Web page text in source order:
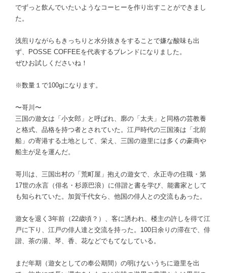
でずっと飲んでいたいようなコーヒーを作り出すことができまし
た。
浅煎りながらもきっちりと水分抜きをすることで嫌な酸味も出
ず、POSSE COFFEEを代表するブレンドになりました。
ぜひお試しくださいね！
※数量１で100gになります。
〜哥川〜
三国の遊女は「小女郎」と呼ばれ、廓の「太夫」と同格の芸教養
と格式、品格を持つ者とされていた。江戸時代の三国湊は「北前
船」の寄港する土地として、栄え、三国の遊里には多くの豪商や
船主が足を運んだ。
哥川は、三国出村の「荒町屋」抱えの遊女で、永正寺の住職・第
17世の永言（俳名・杉原巴浪）に俳諧と書を学び、能書家として
も知られていた。加賀千代女ら、他国の俳人との交流もあった。
遊女を退く3年前（22歳頃？）、客に誘われ、楼主の許しを得て江
戸に下り、江戸の俳人達と交流を持った。100日余りの滞在で、俳
諧、茶の湯、琴、香、花などでもてなしている。
まだ年期（遊女としての奉公期間）の明けないうちに遊里を出